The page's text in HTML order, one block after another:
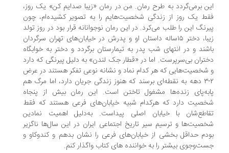
برمی‌گردد به طرح رمان. من در رمان «زیبا صدایم کن» یک روز،
یک روز از زندگی شخصیت‌هایم را به تصویر کشیده‌ام، چون
این را طلب می‌کرد. در این رمان نوجوانانه قرار بود در روز تولد
زیبا، دختر ۱۵ساله‌ داستان او و پدرش در خیابان‌های تهران سرگردان
و در انتهای شب پدر به تیمارستان برگردد و دختر به خوابگاه
بی‌سرپرست. اما در «قطار جک‌ لندن» به دلیل پیرنگی که دارد
که هر کدام نماد و نشانه نوعی تفکر هستند در عرض
۲-۳ دهه به نقطه‌ای برسند که هنوز زندگی جریان دارد، اما مرگ هم
زنده‌ها مشغول تاختن است. این رمان بیش از پنجاه
دارد که هرکدام شبیه خیابان‌های فرعی هستند که فقط
با خیابان اصلی پیداست. به‌دلیل اهمیت نمادین
و ترسیم سیر تاریخ اجتماعی ایران در این سال‌ها ناگزیر
حداقل بخشی از خیابان‌های فرعی را نشان بدهم و کندوکاو و
بیشتر را به خواننده های کتاب واگذار کنم.